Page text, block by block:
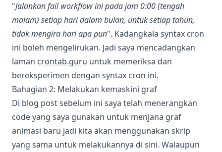
"Jalankan fail workflow ini pada jam 0:00 (tengah
malam) setiap hari dalam bulan, untuk setiap tahun,
tidak mengira hari apa pun". Kadangkala syntax cron
ini boleh mengelirukan. Jadi saya mencadangkan
laman crontab.guru untuk memeriksa dan
bereksperimen dengan syntax cron ini.
Bahagian 2: Melakukan kemaskini graf
Di blog post sebelum ini saya telah menerangkan
code yang saya gunakan untuk menjana graf
animasi baru jadi kita akan menggunakan skrip
yang sama untuk melakukannya di sini. Walaupun